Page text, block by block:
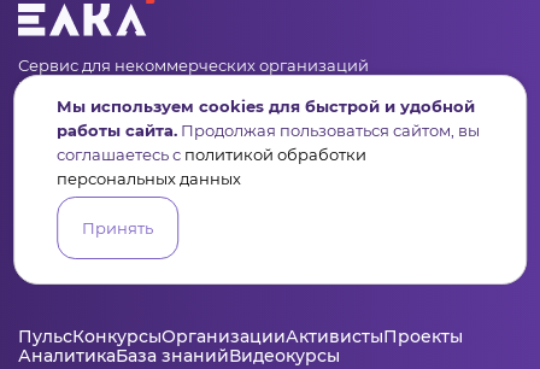
Сервис для некоммерческих организаций
и социальных предпринимателей
Подпишись на рассылку дайджест, новости, мероприятия
ПульсКонкурсыОрганизацииАктивистыПроекты
АналитикаБаза знанийВидеокурсы
Мы используем cookies для быстрой и удобной
работы сайта. Продолжая пользоваться сайтом, вы
соглашаетесь с политикой обработки
персональных данных
Принять